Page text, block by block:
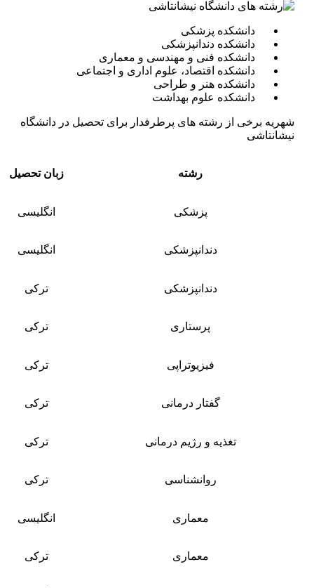
دانشکده پزشکی
دانشکده دندانپزشکی
دانشکده فنی و مهندسی و معماری
دانشکده اقتصاد، علوم اداری و اجتماعی
دانشکده هنر و طراحی
دانشکده علوم بهداشت
شهریه برخی از رشته های پرطرفدار برای تحصیل در دانشگاه
نیشانتاشی
رشته زبان تحصیل
پزشکی انگلیسی
دندانپزشکی انگلیسی
دندانپزشکی ترکی
پرستاری ترکی
فیزیوتراپی ترکی
گفتار درمانی ترکی
تغذیه و رژیم درمانی ترکی
روانشناسی ترکی
معماری انگلیسی
معماری ترکی